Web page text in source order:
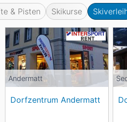
& Pisten Skikurse
Andermatt
Dorfzentrum Andermatt